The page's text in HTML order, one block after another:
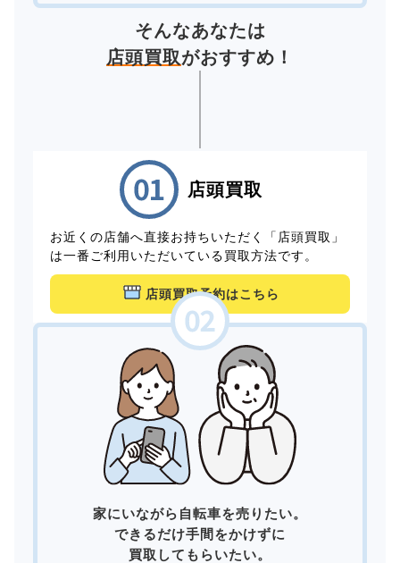
そんなあなたは
店頭買取がおすすめ！
店頭買取
お近くの店舗へ直接お持ちいただく「店頭買取」
は一番ご利用いただいている買取方法です。
店頭買取予約はこちら
家にいながら自転車を売りたい。
できるだけ手間をかけずに
買取してもらいたい。